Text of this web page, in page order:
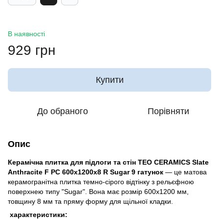
В наявності
929 грн
Купити
До обраного Порівняти
Опис
Керамічна плитка для підлоги та стін TEO CERAMICS Slate
Anthracite F PC 600x1200x8 R Sugar 9 гатунок — це матова
керамогранітна плитка темно-сірого відтінку з рельєфною
поверхнею типу "Sugar". Вона має розмір 600x1200 мм,
товщину 8 мм та пряму форму для щільної кладки.
характеристики: